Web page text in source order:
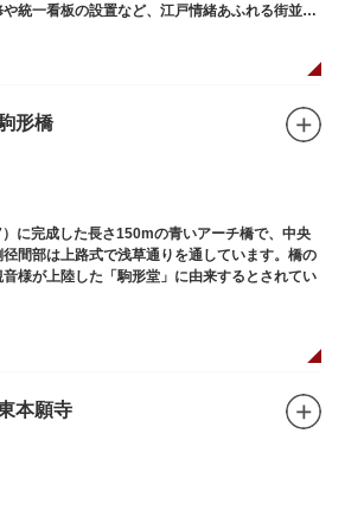
統一看板の設置など、江戸情緒あふれる街並み
きました。
形橋
に完成した長さ150mの青いアーチ橋で、中央
間部は上路式で浅草通りを通しています。橋の
様が上陸した「駒形堂」に由来するとされてい
本願寺